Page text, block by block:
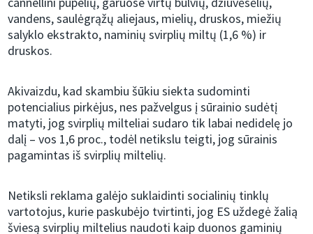
vandens, saulėgrąžų aliejaus, mielių, druskos, miežių
salyklo ekstrakto, naminių svirplių miltų (1,6 %) ir
druskos.
Akivaizdu, kad skambiu šūkiu siekta sudominti
potencialius pirkėjus, nes pažvelgus į sūrainio sudėtį
matyti, jog svirplių milteliai sudaro tik labai nedidelę jo
dalį – vos 1,6 proc., todėl netikslu teigti, jog sūrainis
pagamintas iš svirplių miltelių.
Netiksli reklama galėjo suklaidinti socialinių tinklų
vartotojus, kurie paskubėjo tvirtinti, jog ES uždegė žalią
šviesą svirplių miltelius naudoti kaip duonos gaminių